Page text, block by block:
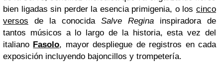
bien ligadas sin perder la esencia primigenia, o los cinco
versos de la conocida Salve Regina inspiradora de
tantos músicos a lo largo de la historia, esta vez del
italiano Fasolo, mayor despliegue de registros en cada
exposición incluyendo bajoncillos y trompetería.